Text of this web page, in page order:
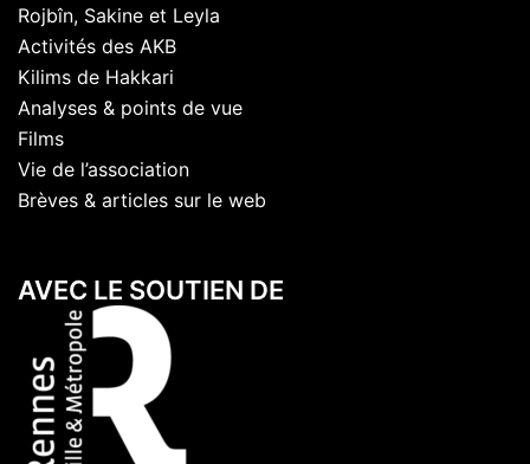
Rojbîn, Sakine et Leyla
Activités des AKB
Kilims de Hakkari
Analyses & points de vue
Films
Vie de l’association
Brèves & articles sur le web
AVEC LE SOUTIEN DE